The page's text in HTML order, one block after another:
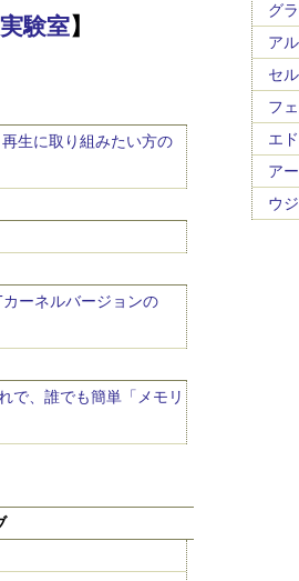
験室】
生に取り組みたい方の
ーネルバージョンの
で、誰でも簡単「メモリ
グ
ア
セ
フ
エ
ア
ウ